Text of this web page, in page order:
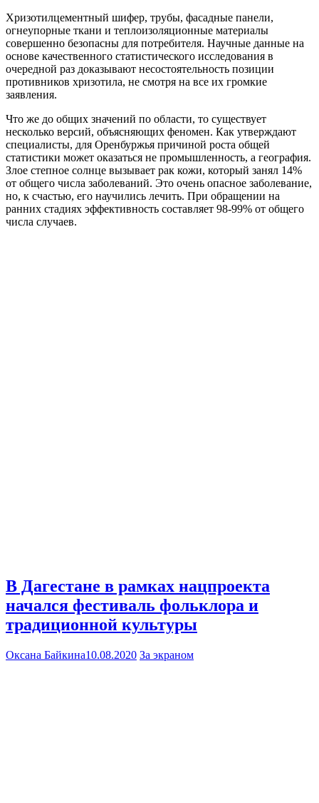
Хризотилцементный шифер, трубы, фасадные панели,
огнеупорные ткани и теплоизоляционные материалы
совершенно безопасны для потребителя. Научные данные на
основе качественного статистического исследования в
очередной раз доказывают несостоятельность позиции
противников хризотила, не смотря на все их громкие
заявления.
Что же до общих значений по области, то существует
несколько версий, объясняющих феномен. Как утверждают
специалисты, для Оренбуржья причиной роста общей
статистики может оказаться не промышленность, а география.
Злое степное солнце вызывает рак кожи, который занял 14%
от общего числа заболеваний. Это очень опасное заболевание,
но, к счастью, его научились лечить. При обращении на
ранних стадиях эффективность составляет 98-99% от общего
числа случаев.
В Дагестане в рамках нацпроекта
начался фестиваль фольклора и
традиционной культуры
Оксана Байкина10.08.2020 За экраном